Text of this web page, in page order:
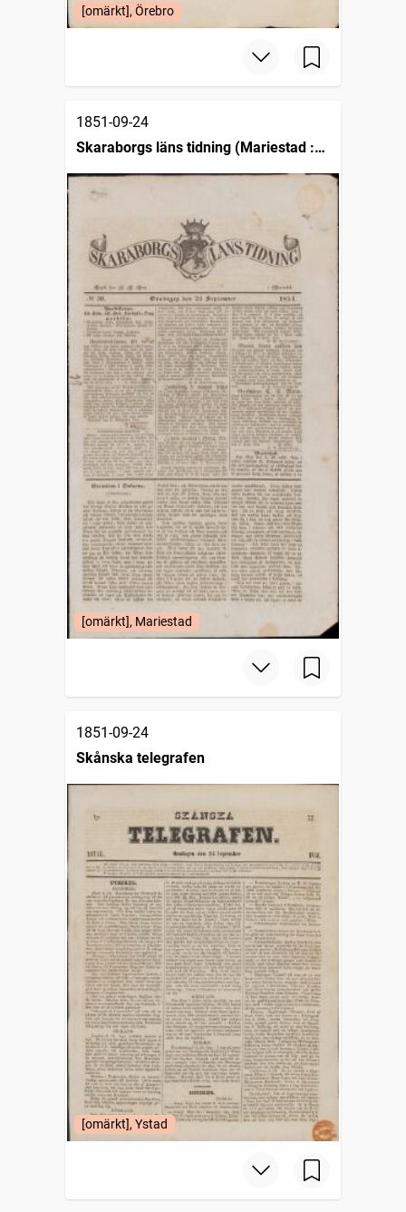
[omärkt], Örebro
1851-09-24
Skaraborgs läns tidning (Mariestad :
1849)
[omärkt], Mariestad
1851-09-24
Skånska telegrafen
[omärkt], Ystad